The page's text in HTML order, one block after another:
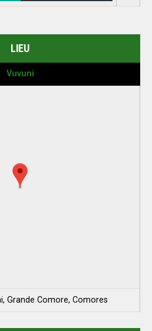
LIEU
Vuvuni
Grande Comore, Comores